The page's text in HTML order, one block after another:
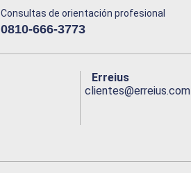
Consultas de orientación profesional
0810-666-3773
Erreius
clientes@erreius.com